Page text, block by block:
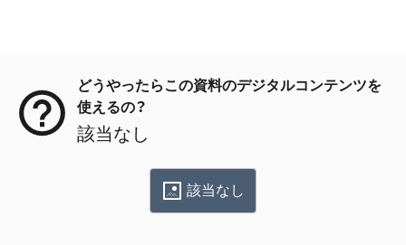
どうやったらこの資料のデジタルコンテンツを
使えるの？
該当なし
該当なし